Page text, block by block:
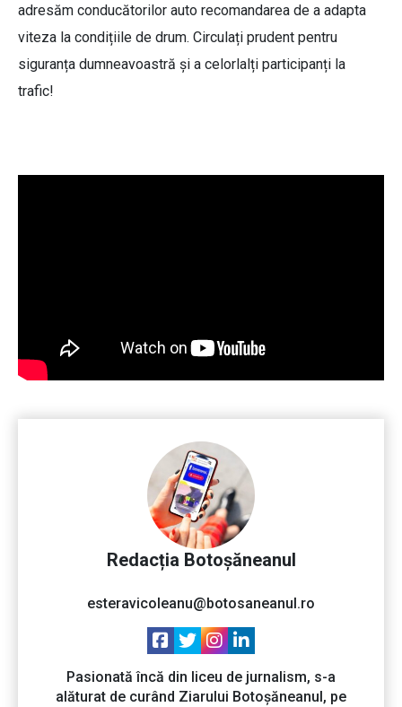
adresăm conducătorilor auto recomandarea de a adapta
viteza la condițiile de drum. Circulați prudent pentru
siguranța dumneavoastră și a celorlalți participanți la
trafic!
Redacția Botoșăneanul
esteravicoleanu@botosaneanul.ro
Pasionată încă din liceu de jurnalism, s-a
alăturat de curând Ziarului Botoșăneanul, pe